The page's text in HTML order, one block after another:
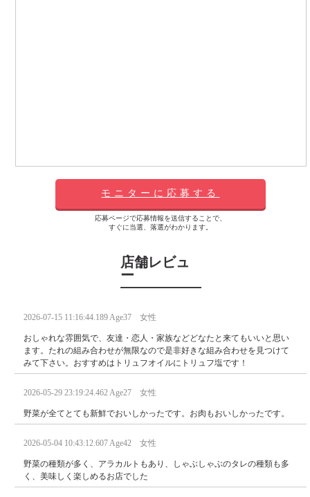
モニターに応募する
応募ページで応募情報を送信することで、
すぐに当選、落選がわかります。
店舗レビュ
ー
2026-07-15 11:16:44.189 Age37 女性
おしゃれな雰囲気で、友達・恋人・家族などどなたと来てもいいと思い
ます。たれの組み合わせが無限なので是非好きな組み合わせを見つけて
みて下さい。おすすめはトリュフオイルにトリュフ塩です！
2026-05-29 23:19:24.462 Age27 女性
野菜が全てとても新鮮でおいしかったです。お肉もおいしかったです。
2026-05-04 10:43:12.607 Age42 女性
野菜の種類が多く、アラカルトもあり、しゃぶしゃぶのタレの種類も多
く、美味しく楽しめるお店でした